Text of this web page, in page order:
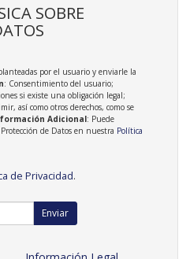
SOBRE
por el usuario y enviarle la
: Consentimiento del usuario;
si existe una obligación legal;
así como otros derechos, como se
Adicional: Puede
de Datos en nuestra Política
de Privacidad.
Enviar